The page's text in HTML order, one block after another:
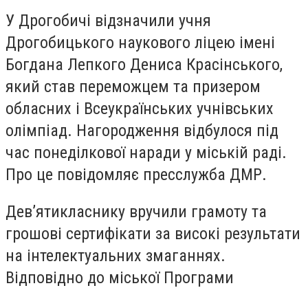
У Дрогобичі відзначили учня
Дрогобицького наукового ліцею імені
Богдана Лепкого Дениса Красінського,
який став переможцем та призером
обласних і Всеукраїнських учнівських
олімпіад. Нагородження відбулося під
час понеділкової наради у міській раді.
Про це повідомляє пресслужба ДМР.
Дев’ятикласнику вручили грамоту та
грошові сертифікати за високі результати
на інтелектуальних змаганнях.
Відповідно до міської Програми